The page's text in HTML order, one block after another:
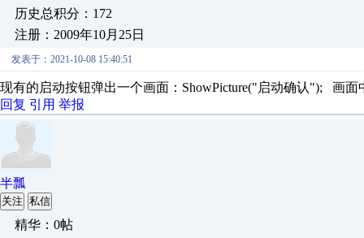
历史总积分：172
注册：2009年10月25日
发表于：2021-10-08 15:40:51
现有的启动按钮弹出一个画面：ShowPicture("启动确认"); 画
回复 引用 举报
半瓢
关注 私信
精华：0帖